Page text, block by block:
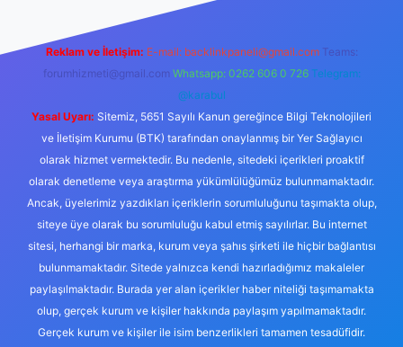
Reklam ve İletişim: E-mail: backlinkpaneli@gmail.com Teams:
forumhizmeti@gmail.com Whatsapp: 0262 606 0 726 Telegram:
@karabul
Yasal Uyarı: Sitemiz, 5651 Sayılı Kanun gereğince Bilgi Teknolojileri
ve İletişim Kurumu (BTK) tarafından onaylanmış bir Yer Sağlayıcı
olarak hizmet vermektedir. Bu nedenle, sitedeki içerikleri proaktif
olarak denetleme veya araştırma yükümlülüğümüz bulunmamaktadır.
Ancak, üyelerimiz yazdıkları içeriklerin sorumluluğunu taşımakta olup,
siteye üye olarak bu sorumluluğu kabul etmiş sayılırlar. Bu internet
sitesi, herhangi bir marka, kurum veya şahıs şirketi ile hiçbir bağlantısı
bulunmamaktadır. Sitede yalnızca kendi hazırladığımız makaleler
paylaşılmaktadır. Burada yer alan içerikler haber niteliği taşımamakta
olup, gerçek kurum ve kişiler hakkında paylaşım yapılmamaktadır.
Gerçek kurum ve kişiler ile isim benzerlikleri tamamen tesadüfidir.